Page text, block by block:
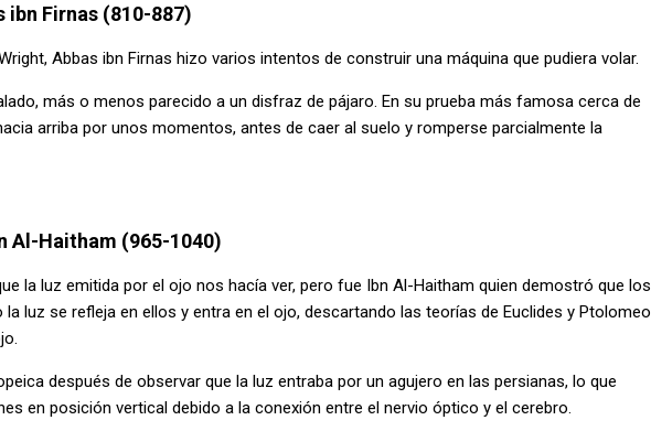
ibn Firnas (810-887)
Abbas ibn Firnas hizo varios intentos de construir una máquina que pudiera volar.
más o menos parecido a un disfraz de pájaro. En su prueba más famosa cerca de
arriba por unos momentos, antes de caer al suelo y romperse parcialmente la
Al-Haitham (965-1040)
la luz emitida por el ojo nos hacía ver, pero fue Ibn Al-Haitham quien demostró que los
luz se refleja en ellos y entra en el ojo, descartando las teorías de Euclides y Ptolomeo
después de observar que la luz entraba por un agujero en las persianas, lo que
en posición vertical debido a la conexión entre el nervio óptico y el cerebro.